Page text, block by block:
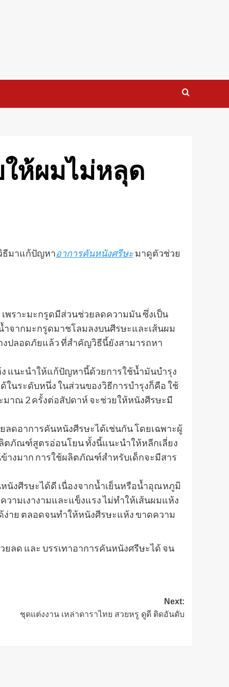
ห้ผมไม่หลุด
ธีมาแก้ปัญหาอาการคันหนังศรีษะมาดูตัวช่วย
พราะมะกรูดมีส่วนช่วยลดความมัน ซึ่งเป็น
จากมะกรูดมาชโลมลงบนศีรษะและเส้นผม
งปลอดภัยแล้ว ที่สำคัญวิธีนี้ยังสามารถหา
แนะนำให้แก้ปัญหานี้ด้วยการใช้น้ำมันบำรุง
นระดับหนึ่ง ในส่วนของวิธีการบำรุงก็คือ ใช้
าณ 2 ครั้งต่อสัปดาห์ จะช่วยให้หนังศีรษะมี
ดอาการคันหนังศีรษะได้เช่นกัน โดยเฉพาะผู้
ตภัณฑ์สูตรอ่อนโยน ทั้งนี้แนะนำให้หลีกเลี่ยง
างมาก การใช้ผลิตภัณฑ์สำหรับเด็กจะมีสาร
นังศีรษะได้ดี เนื่องจากน้ำเย็นหรือน้ำอุณหภูมิ
ามเงางามและแข็งแรง ไม่ทำให้เส้นผมแห้ง
ง่าย ตลอดจนทำให้หนังศีรษะแห้ง ขาดความ
ลด และ บรรเทาอาการคันหนังศรีษะได้ จน
Next:
ชุดแต่งงาน เหล่าดาราไทย สวยหรู ดูดี ติดอันดับ